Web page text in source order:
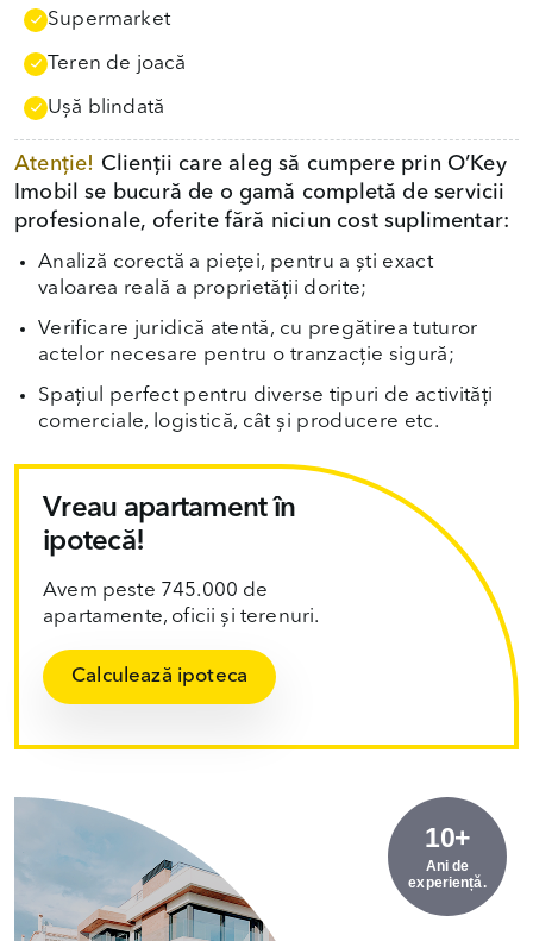
Supermarket
Teren de joacă
Uşă blindată
Atenție! Clienții care aleg să cumpere prin O’Key
Imobil se bucură de o gamă completă de servicii
profesionale, oferite fără niciun cost suplimentar:
Analiză corectă a pieței, pentru a ști exact
valoarea reală a proprietății dorite;
Verificare juridică atentă, cu pregătirea tuturor
actelor necesare pentru o tranzacție sigură;
Spațiul perfect pentru diverse tipuri de activități
comerciale, logistică, cât și producere etc.
Vreau apartament în
ipotecă!
Avem peste 745.000 de
apartamente, oficii și terenuri.
Calculează ipoteca
10+
Ani de
experiență.